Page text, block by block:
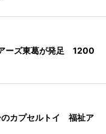
ーズ東葛が発足 1200
のカプセルトイ 福祉ア